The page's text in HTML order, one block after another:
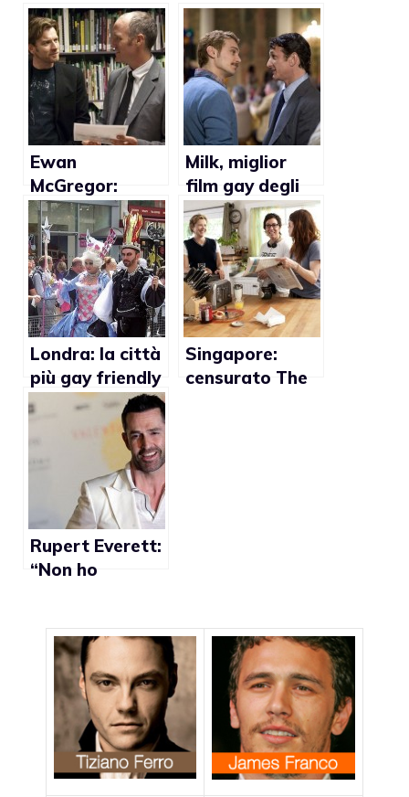
Ewan
McGregor:
“Hollywood non
è ancora pronta
per attori
dichiaratament
e gay”
Milk, miglior
film gay degli
ultimi dieci anni
Londra: la città
più gay friendly
d’Europa
Singapore:
censurato The
Rupert Everett:
“Non ho
dopo aver fatto
coming out”